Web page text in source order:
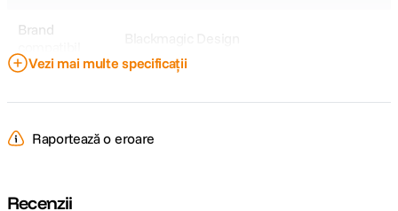
Brand
Acumulator
Model
Vezi mai multe specificații
Raportează o eroare
Recenzii